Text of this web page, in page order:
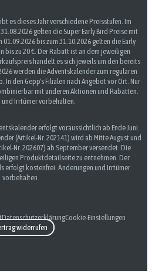
es dieses Jahr verschiedene Preisstufen. Im
gelten die Super Early Bird Preise mit
01.09.2026 bis zum 31.10.2026 gelten die Early
bis zu 20 €. Der Rabatt ist an dem jeweiligen
handelt es sich jeweils um den bereits
werden die Adventskalender zum regulären
In den Gepp's Filialen nach Angebot vor Ort. Nur
mit anderen Aktionen und Rabatten.
Irrtümer vorbehalten.
erfolgt voraussichtlich ab Ende Juni.
(Artikel-Nr. 202141) wird ab Mitte August und
Nr. 202607) ab September versendet. Die
Produktdetailseite zu entnehmen. Der
erfolgt kostenfrei. Änderungen und Irrtümer
vorbehalten.
DatenschutzerklärungCookie-Einstellungen
widerrufen